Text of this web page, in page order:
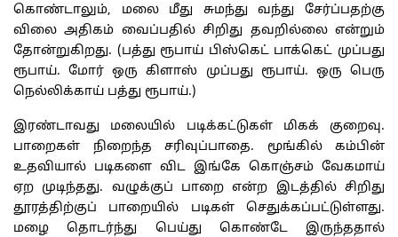
கொண்டாலும், மலை மீது சுமந்து வந்து
சேர்ப்பதற்கு
விலை அதிகம் வைப்பதில் சிறிது தவறில்லை என்றும்
தோன்றுகிறது. (பத்து ரூபாய் பிஸ்கெட் பாக்கெட் முப்பது
ரூபாய்.மோர் ஒரு கிளாஸ் முப்பது ரூபாய். ஒரு பெரு
நெல்லிக்காய் பத்து ரூபாய்.)
இரண்டாவது மலையில் படிக்கட்டுகள் மிகக் குறைவு.
பாறைகள்
நிறைந்த சரிவுப்பாதை. மூங்கில்
கம்பின்
உதவியால் படிகளை விட இங்கே கொஞ்சம் வேகமாய்
ஏற முடிந்தது. வழுக்குப் பாறை என்ற இடத்தில் சிறிது
தூரத்திற்குப்
பாறையில் படிகள் செதுக்கப்பட்டுள்ளது.
மழை
தொடர்ந்து பெய்து கொண்டே
இருந்ததால்